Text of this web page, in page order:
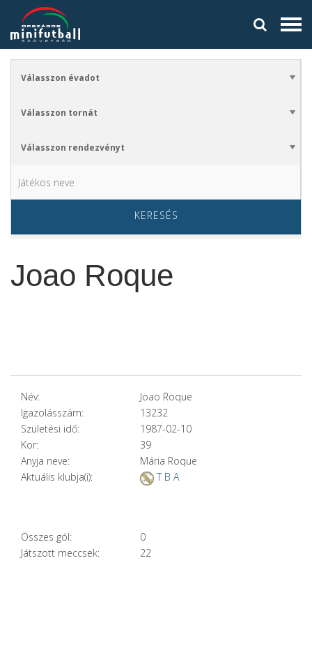
KERESÉS
Joao Roque
Név:
Joao Roque
Igazolásszám:
13232
Születési idő:
1987-02-10
Kor:
39
Anyja neve:
Mária Roque
Aktuális klubja(i):
T B A
Összes gól:
0
Játszott meccsek:
22